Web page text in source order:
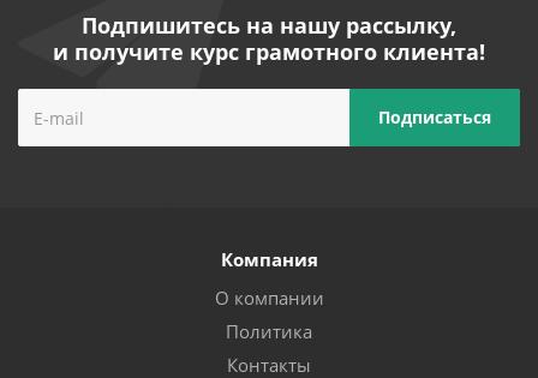
Подпишитесь на нашу рассылку,
и получите курс грамотного клиента!
Компания
О компании
Политика
Контакты